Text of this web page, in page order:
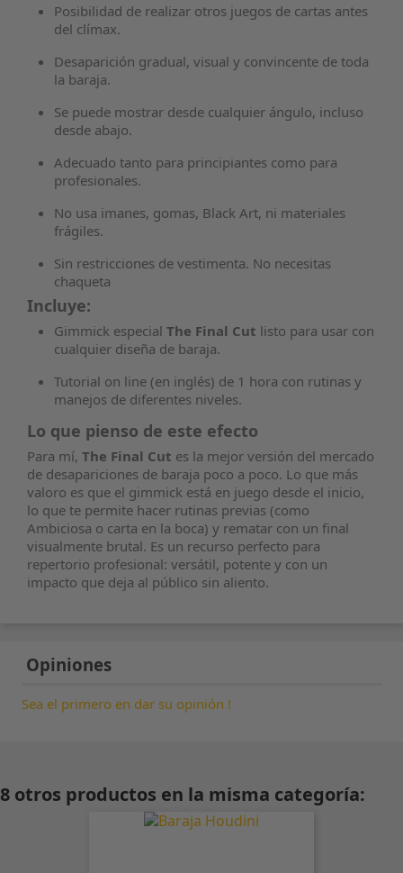
Posibilidad de realizar otros juegos de cartas antes
del clímax.
Desaparición gradual, visual y convincente de toda
la baraja.
Se puede mostrar desde cualquier ángulo, incluso
desde abajo.
Adecuado tanto para principiantes como para
profesionales.
No usa imanes, gomas, Black Art, ni materiales
frágiles.
Sin restricciones de vestimenta. No necesitas
chaqueta
Incluye:
Gimmick especial The Final Cut listo para usar con
cualquier diseña de baraja.
Tutorial on line (en inglés) de 1 hora con rutinas y
manejos de diferentes niveles.
Lo que pienso de este efecto
Para mí, The Final Cut es la mejor versión del mercado
de desapariciones de baraja poco a poco. Lo que más
valoro es que el gimmick está en juego desde el inicio,
lo que te permite hacer rutinas previas (como
Ambiciosa o carta en la boca) y rematar con un final
visualmente brutal. Es un recurso perfecto para
repertorio profesional: versátil, potente y con un
impacto que deja al público sin aliento.
Opiniones
Sea el primero en dar su opinión !
8 otros productos en la misma categoría: